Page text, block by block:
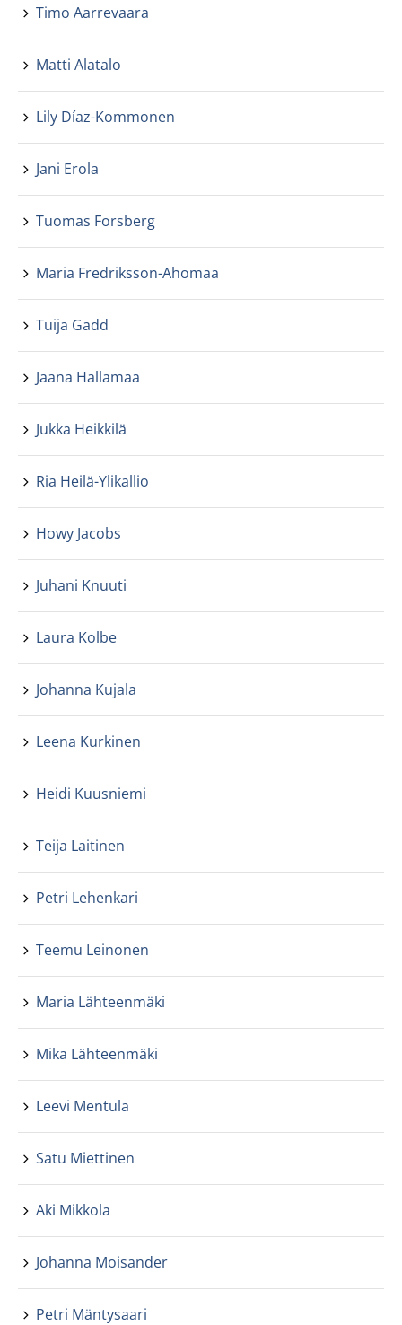
Timo Aarrevaara
Matti Alatalo
Lily Díaz-Kommonen
Jani Erola
Tuomas Forsberg
Maria Fredriksson-Ahomaa
Tuija Gadd
Jaana Hallamaa
Jukka Heikkilä
Ria Heilä-Ylikallio
Howy Jacobs
Juhani Knuuti
Laura Kolbe
Johanna Kujala
Leena Kurkinen
Heidi Kuusniemi
Teija Laitinen
Petri Lehenkari
Teemu Leinonen
Maria Lähteenmäki
Mika Lähteenmäki
Leevi Mentula
Satu Miettinen
Aki Mikkola
Johanna Moisander
Petri Mäntysaari